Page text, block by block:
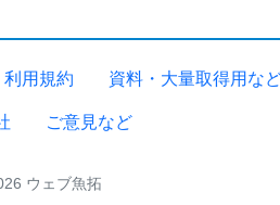
利用規約 資料・大量取得用な
ご意見など
ウェブ魚拓